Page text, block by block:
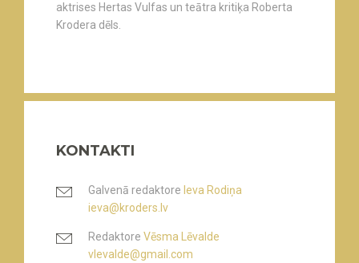
aktrises Hertas Vulfas un teātra kritiķa Roberta
Krodera dēls.
KONTAKTI
Galvenā redaktore Ieva Rodiņa
ieva@kroders.lv
Redaktore Vēsma Lēvalde
vlevalde@gmail.com